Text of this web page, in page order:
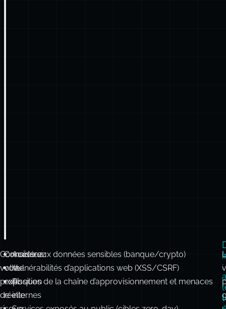
Connaissez
votre
profil
de
Considérez
votre
exposition
réelle
Accès aux données sensibles (banque/crypto)
Vulnérabilités d’applications web (XSS/CSRF)
Risques de la chaîne d’approvisionnement et menaces
internes
: